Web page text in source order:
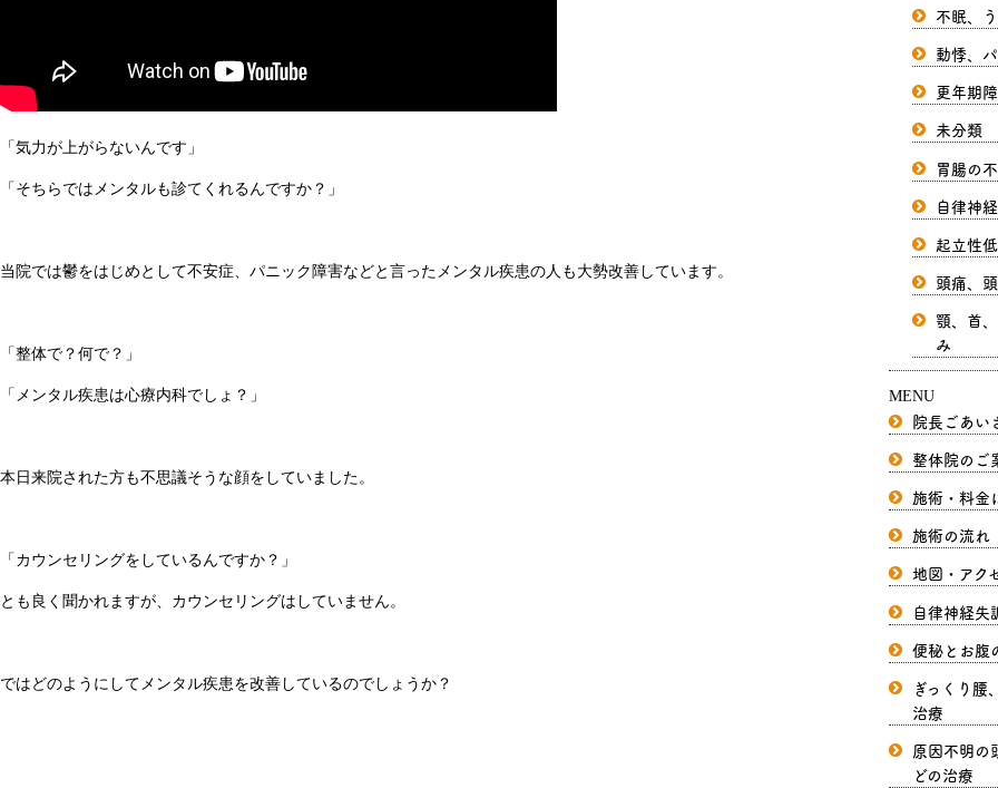
「気力が上がらないんです」
「そちらではメンタルも診てくれるんですか？」
当院では鬱をはじめとして不安症、パニック障害などと言ったメンタル疾患の人も大勢改善しています。
「整体で？何で？」
「メンタル疾患は心療内科でしょ？」
本日来院された方も不思議そうな顔をしていました。
「カウンセリングをしているんですか？」
とも良く聞かれますが、カウンセリングはしていません。
ではどのようにしてメンタル疾患を改善しているのでしょうか？
不眠、
動悸、
更年期
未分類
胃腸の
自律神
起立性
頭痛、
顎、首
み
MENU
院長ごあい
整体院のご
施術・料金
施術の流れ
地図・アク
自律神経失
便秘とお腹
ぎっくり腰
治療
原因不明の
どの治療